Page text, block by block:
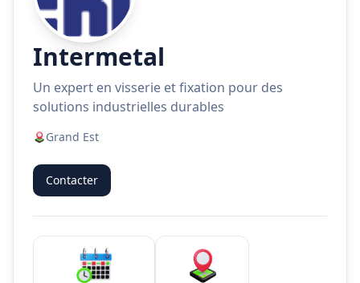
Intermetal
Un expert en visserie et fixation pour des
solutions industrielles durables
Grand Est
Contacter